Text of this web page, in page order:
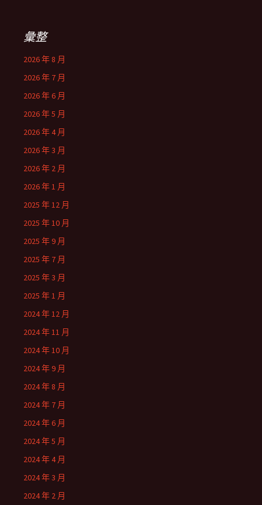
彙整
2026 年 8 月
2026 年 7 月
2026 年 6 月
2026 年 5 月
2026 年 4 月
2026 年 3 月
2026 年 2 月
2026 年 1 月
2025 年 12 月
2025 年 10 月
2025 年 9 月
2025 年 7 月
2025 年 3 月
2025 年 1 月
2024 年 12 月
2024 年 11 月
2024 年 10 月
2024 年 9 月
2024 年 8 月
2024 年 7 月
2024 年 6 月
2024 年 5 月
2024 年 4 月
2024 年 3 月
2024 年 2 月